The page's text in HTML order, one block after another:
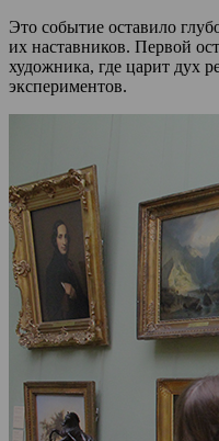
Это событие оставило
их наставников. Первой
художника, где царит дух
экспериментов.